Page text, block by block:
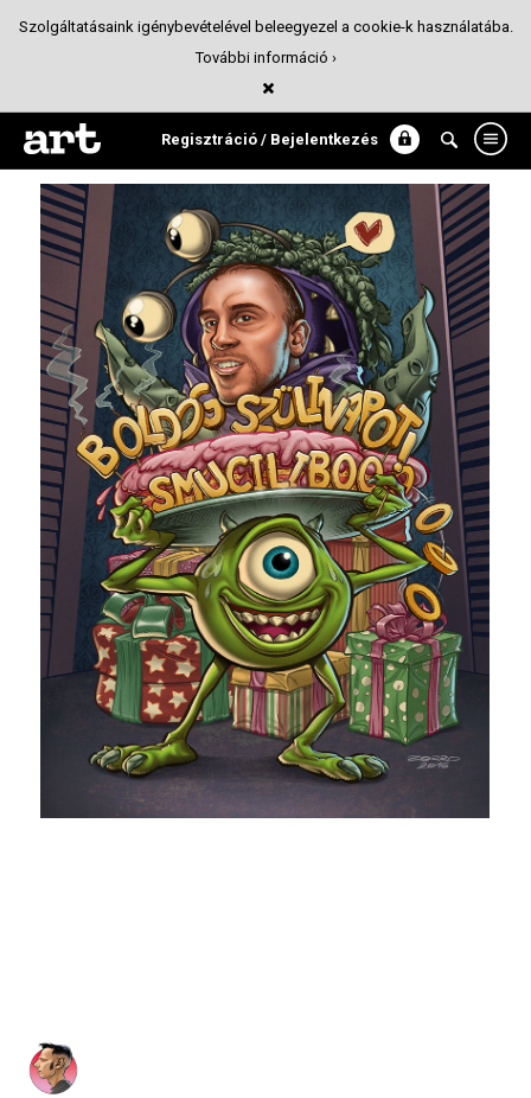
Regisztráció / Bejelentkezés
Smuciliboo
Illusztráció
Szolgáltatásaink igénybevételével beleegyezel a cookie-k használatába.
További információ ›